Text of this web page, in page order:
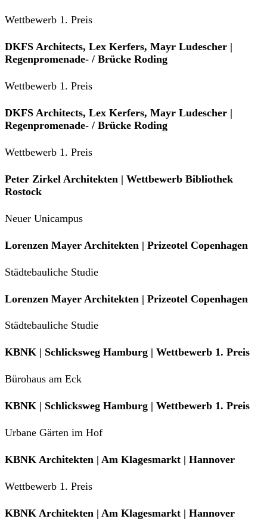
Wettbewerb 1. Preis
DKFS Architects, Lex Kerfers, Mayr Ludescher |
Regenpromenade- / Brücke Roding
Wettbewerb 1. Preis
DKFS Architects, Lex Kerfers, Mayr Ludescher |
Regenpromenade- / Brücke Roding
Wettbewerb 1. Preis
Peter Zirkel Architekten | Wettbewerb Bibliothek
Rostock
Neuer Unicampus
Lorenzen Mayer Architekten | Prizeotel Copenhagen
Städtebauliche Studie
Lorenzen Mayer Architekten | Prizeotel Copenhagen
Städtebauliche Studie
KBNK | Schlicksweg Hamburg | Wettbewerb 1. Preis
Bürohaus am Eck
KBNK | Schlicksweg Hamburg | Wettbewerb 1. Preis
Urbane Gärten im Hof
KBNK Architekten | Am Klagesmarkt | Hannover
Wettbewerb 1. Preis
KBNK Architekten | Am Klagesmarkt | Hannover